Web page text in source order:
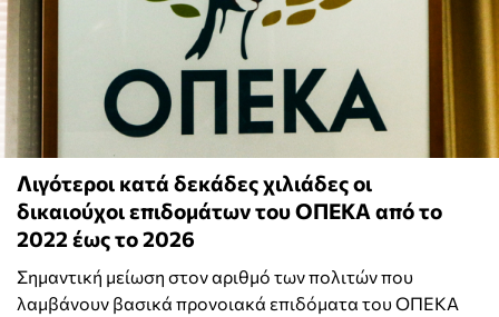
Λιγότεροι κατά δεκάδες χιλιάδες οι
δικαιούχοι επιδομάτων του ΟΠΕΚΑ από το
2022 έως το 2026
Σημαντική μείωση στον αριθμό των πολιτών που
λαμβάνουν βασικά προνοιακά επιδόματα του ΟΠΕΚΑ